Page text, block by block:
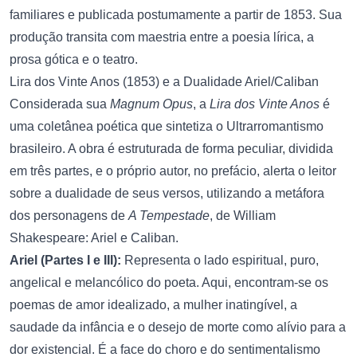
familiares e publicada postumamente a partir de 1853. Sua
produção transita com maestria entre a poesia lírica, a
prosa gótica e o teatro.
Lira dos Vinte Anos (1853) e a Dualidade Ariel/Caliban
Considerada sua Magnum Opus, a Lira dos Vinte Anos é
uma coletânea poética que sintetiza o Ultrarromantismo
brasileiro. A obra é estruturada de forma peculiar, dividida
em três partes, e o próprio autor, no prefácio, alerta o leitor
sobre a dualidade de seus versos, utilizando a metáfora
dos personagens de A Tempestade, de William
Shakespeare: Ariel e Caliban.
Ariel (Partes I e III): Representa o lado espiritual, puro,
angelical e melancólico do poeta. Aqui, encontram-se os
poemas de amor idealizado, a mulher inatingível, a
saudade da infância e o desejo de morte como alívio para a
dor existencial. É a face do choro e do sentimentalismo